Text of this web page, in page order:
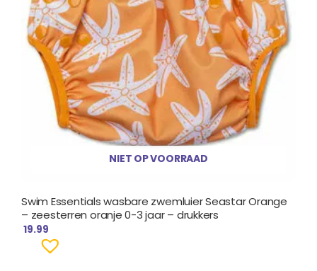
NIET OP VOORRAAD
Swim Essentials wasbare zwemluier Seastar Orange
– zeesterren oranje 0-3 jaar – drukkers
19.99